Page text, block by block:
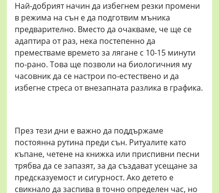
Най-добрият начин да избегнем резки промени
в режима на сън е да подготвим мъника
предварително. Вместо да очакваме, че ще се
адаптира от раз, нека постепенно да
преместваме времето за лягане с 10-15 минути
по-рано. Това ще позволи на биологичния му
часовник да се настрои по-естествено и да
избегне стреса от внезапната разлика в графика.
През тези дни е важно да поддържаме
постоянна рутина преди сън. Ритуалите като
къпане, четене на книжка или приспивни песни
трябва да се запазят, за да създават усещане за
предсказуемост и сигурност. Ако детето е
свикнало да заспива в точно определен час, но